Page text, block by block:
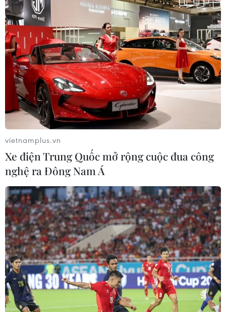
vietnamplus.vn
Xe điện Trung Quốc mở rộng cuộc đua công
nghệ ra Đông Nam Á